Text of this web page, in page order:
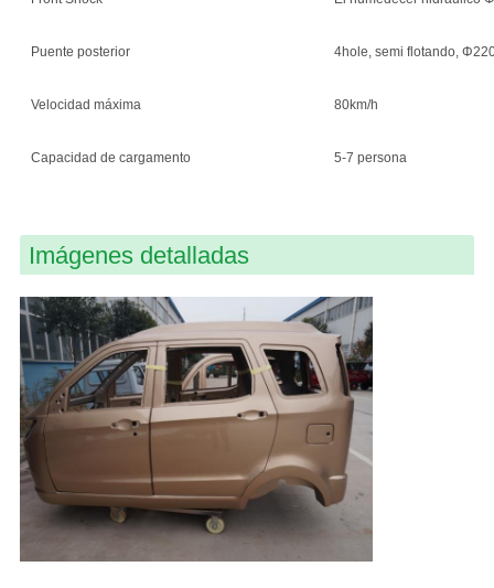
Puente posterior 4hole, semi flotando,
Velocidad máxima 80km/h
Capacidad de cargamento 5-7 persona
Imágenes detalladas